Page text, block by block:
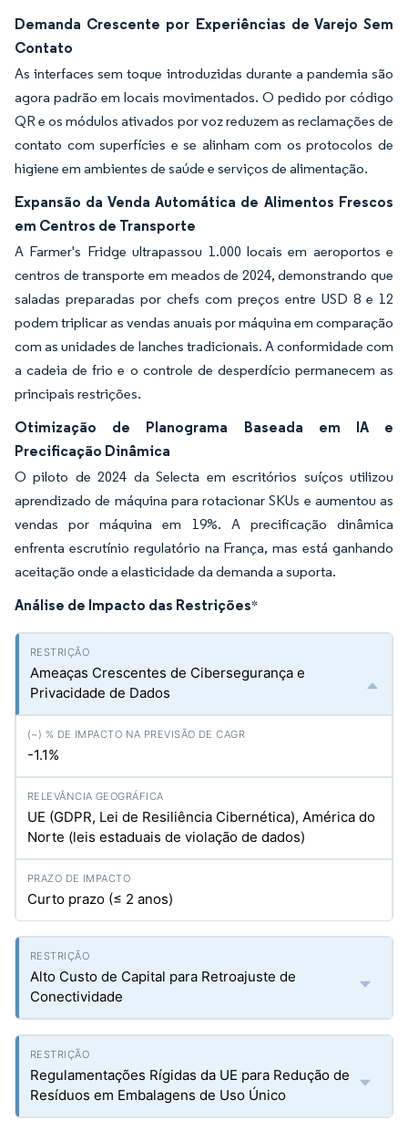
Demanda Crescente por Experiências de Varejo Sem
Contato
As interfaces sem toque introduzidas durante a pandemia são
agora padrão em locais movimentados. O pedido por código
QR e os módulos ativados por voz reduzem as reclamações de
contato com superfícies e se alinham com os protocolos de
higiene em ambientes de saúde e serviços de alimentação.
Expansão da Venda Automática de Alimentos Frescos
em Centros de Transporte
A Farmer's Fridge ultrapassou 1.000 locais em aeroportos e
centros de transporte em meados de 2024, demonstrando que
saladas preparadas por chefs com preços entre USD 8 e 12
podem triplicar as vendas anuais por máquina em comparação
com as unidades de lanches tradicionais. A conformidade com
a cadeia de frio e o controle de desperdício permanecem as
principais restrições.
Otimização de Planograma Baseada em IA e
Precificação Dinâmica
O piloto de 2024 da Selecta em escritórios suíços utilizou
aprendizado de máquina para rotacionar SKUs e aumentou as
vendas por máquina em 19%. A precificação dinâmica
enfrenta escrutínio regulatório na França, mas está ganhando
aceitação onde a elasticidade da demanda a suporta.
Análise de Impacto das Restrições*
Ameaças Crescentes de Cibersegurança e
Privacidade de Dados
-1.1%
UE (GDPR, Lei de Resiliência Cibernética), América do
Norte (leis estaduais de violação de dados)
Curto prazo (≤ 2 anos)
Alto Custo de Capital para Retroajuste de
Conectividade
Regulamentações Rígidas da UE para Redução de
Resíduos em Embalagens de Uso Único